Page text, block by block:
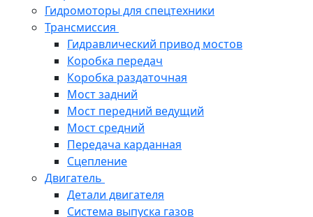
Гидромоторы для спецтехники
Трансмиссия
Гидравлический привод мостов
Коробка передач
Коробка раздаточная
Мост задний
Мост передний ведущий
Мост средний
Передача карданная
Сцепление
Двигатель
Детали двигателя
Система выпуска газов